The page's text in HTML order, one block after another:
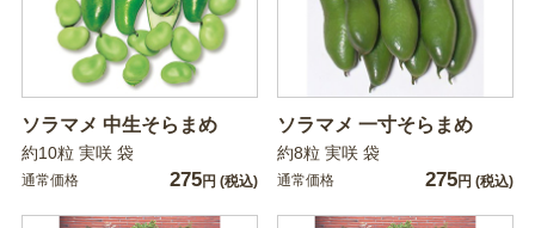
ソラマメ 中生そらまめ
約10粒 実咲 袋
通常価格 275円 (税込)
ソラマメ 一寸そらまめ
約8粒 実咲 袋
通常価格 275円 (税込)